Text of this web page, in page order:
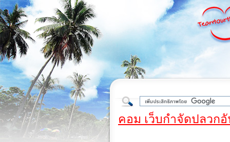
ต้
คอม เว็บกำจัดปลวก